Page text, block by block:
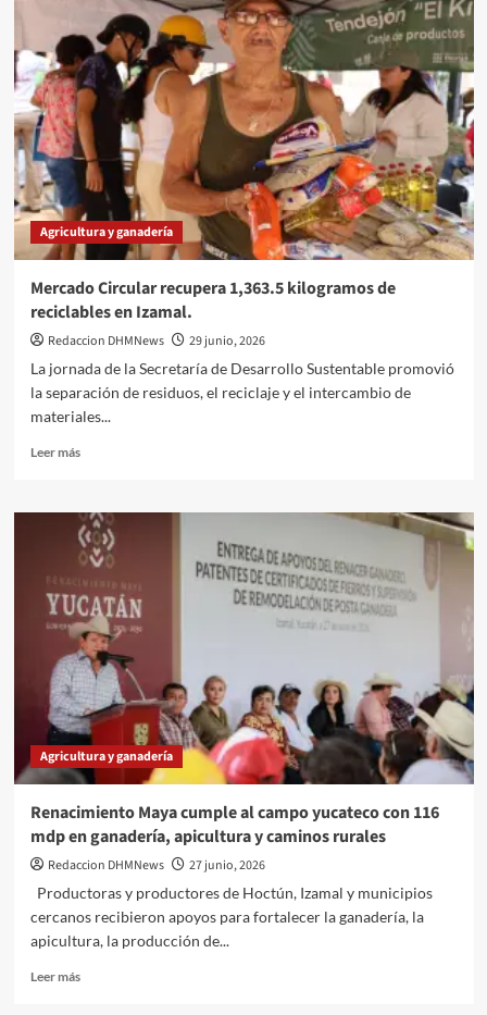
promueve
reforestación
en
Tepakán.
Agricultura y ganadería
Mercado Circular recupera 1,363.5 kilogramos de
reciclables en Izamal.
Redaccion DHMNews
29 junio, 2026
La jornada de la Secretaría de Desarrollo Sustentable promovió
la separación de residuos, el reciclaje y el intercambio de
materiales...
Leer másLeer
Mercado
Circular
recupera
1,363.5
kilogramos
de
reciclables
en
Izamal.
Agricultura y ganadería
Renacimiento Maya cumple al campo yucateco con 116
mdp en ganadería, apicultura y caminos rurales
Redaccion DHMNews
27 junio, 2026
Productoras y productores de Hoctún, Izamal y municipios
cercanos recibieron apoyos para fortalecer la ganadería, la
apicultura, la producción de...
Leer másLeer